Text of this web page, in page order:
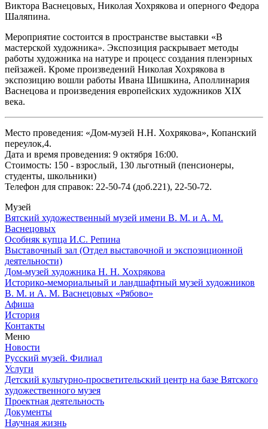
Виктора Васнецовых, Николая Хохрякова и оперного Федора
Шаляпина.
Мероприятие состоится в пространстве выставки «В
мастерской художника». Экспозиция раскрывает методы
работы художника на натуре и процесс создания пленэрных
пейзажей. Кроме произведений Николая Хохрякова в
экспозицию вошли работы Ивана Шишкина, Аполлинария
Васнецова и произведения европейских художников XIX
века.
Место проведения: «Дом-музей Н.Н. Хохрякова», Копанский
переулок,4.
Дата и время проведения: 9 октября 16:00.
Стоимость: 150 - взрослый, 130 льготный (пенсионеры,
студенты, школьники)
Телефон для справок: 22-50-74 (доб.221), 22-50-72.
Музей
Вятский художественный музей имени В. М. и А. М.
Васнецовых
Особняк купца И.С. Репина
Выставочный зал (Отдел выставочной и экспозиционной
деятельности)
Дом-музей художника Н. Н. Хохрякова
Историко-мемориальный и ландшафтный музей художников
В. М. и А. М. Васнецовых «Рябово»
Афиша
История
Контакты
Меню
Новости
Русский музей. Филиал
Услуги
Детский культурно-просветительский центр на базе Вятского
художественного музея
Проектная деятельность
Документы
Научная жизнь